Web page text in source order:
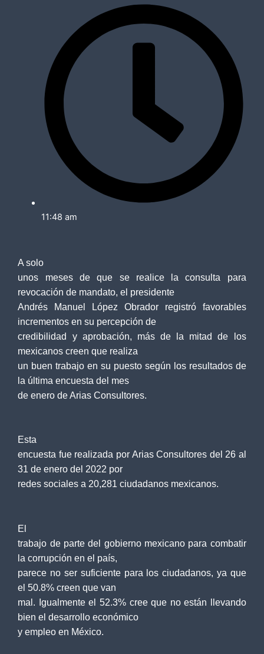
11:48 am
A solo
unos meses de que se realice la consulta para
revocación de mandato, el presidente
Andrés Manuel López Obrador registró favorables
incrementos en su percepción de
credibilidad y aprobación, más de la mitad de los
mexicanos creen que realiza
un buen trabajo en su puesto según los resultados de
la última encuesta del mes
de enero de Arias Consultores.
Esta
encuesta fue realizada por Arias Consultores del 26 al
31 de enero del 2022 por
redes sociales a 20,281 ciudadanos mexicanos.
El
trabajo de parte del gobierno mexicano para combatir
la corrupción en el país,
parece no ser suficiente para los ciudadanos, ya que
el 50.8% creen que van
mal. Igualmente el 52.3% cree que no están llevando
bien el desarrollo económico
y empleo en México.